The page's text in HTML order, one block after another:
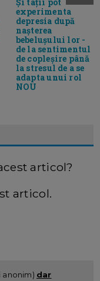
experimenta
depresia după
nașterea
bebelușului lor -
de la sentimentul
de copleșire până
la stresul de a se
adapta unui rol
NOU
articol?
articol.
anonim) dar